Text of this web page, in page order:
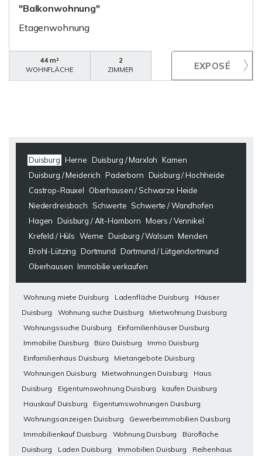
"Balkonwohnung"
Etagenwohnung
44 m²
WOHNFLÄCHE
2
ZIMMER
Duisburg Herne Duisburg / Marxloh Kamen
Duisburg / Meiderich Paderborn Duisburg / Hochheide
Castrop-Rauxel
Oberhausen / Schwarze Heide
Niederdreisbach
Schwerte Schwerte / Wandhofen
Hagen Duisburg / Alt-Hamborn Moers / Vennikel
Krefeld / Hüls Werne Duisburg / Walsum Menden
Brohl-Lützing Dortmund Dortmund / Lütgendortmund
Oberhausen Immobilie verkaufen
Wohnung miete Duisburg Ladenfläche Duisburg
Häuser
Duisburg
Wohnung suche Duisburg
Mietwohnung Duisburg
Wohnungssuche Duisburg
Einfamilienhäuser Duisburg
Immobilie Duisburg
Büro Duisburg
Immo Duisburg
Einfamilienhaus Duisburg
Mietangebote Duisburg
Wohnungen Duisburg
Mietwohnungen Duisburg
Haus
Duisburg
Eigentumswohnung Duisburg
kaufen Duisburg
Hauskauf Duisburg
Eigentumswohnungen Duisburg
Wohnungsanzeigen Duisburg
Gewerbeimmobilien Duisburg
Immobilienkauf Duisburg
Wohnung Duisburg
Bürofläche
Duisburg
Laden Duisburg Immobilien Duisburg
Reihenhaus